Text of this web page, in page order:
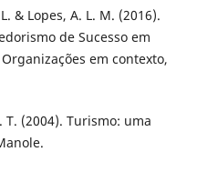
& Lopes, A. L. M. (2016).
de Sucesso em
em contexto,
T. (2004). Turismo: uma